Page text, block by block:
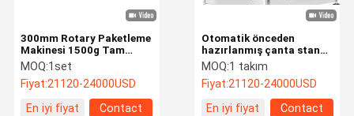
Otomatik önceden
hazırlanmış çanta stand
up pocket paketleme
makinesi 2.5kw
MOQ:1 takım
Fiyat:21120-24000USD
En iyi fiyat
Contact
300mm Rotary Paketleme
Makinesi 1500g Tam
Otomatik Stand Up
Pocket Paketleme
Makinesi
MOQ:1set
Fiyat:21120-24000USD
En iyi fiyat
Contact